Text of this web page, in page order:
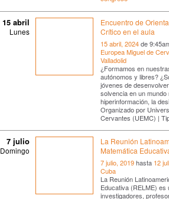
15 abril
Lunes
Encuentro de
Crítico en el aula
15 abril, 2024de
Europea Miguel de
Valladolid
¿Formamos en
autónomos y libres?
jóvenes de
solvencia en un
hiperinformación, la
Organizado por
Cervantes (UEMC) |
7 julio
Domingo
La Reunión
Matemática
7 julio, 2019hasta 12
Cuba
La Reunión
Educativa (RELME) es
investigadores,